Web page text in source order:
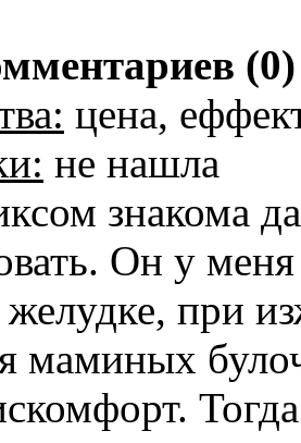
(0)
цена,
не нашла
знакома
Он у
при
маминых